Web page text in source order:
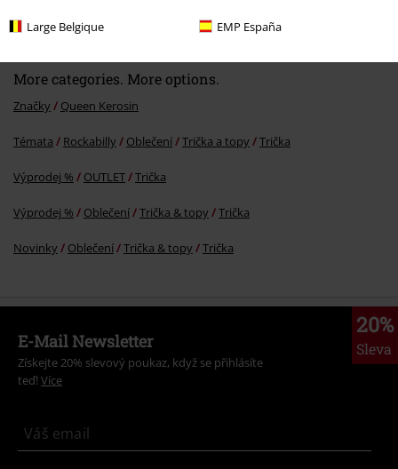
Large Belgique EMP España
More categories. More options.
Značky Queen Kerosin
Témata Rockabilly Oblečení Trička a topy Trička
Výprodej % OUTLET Trička
Výprodej % Oblečení Trička & topy Trička
Novinky Oblečení Trička & topy Trička
20%
Sleva
E-Mail Newsletter
Získejte 20% slevový poukaz, když se přihlásíte
teď! Více